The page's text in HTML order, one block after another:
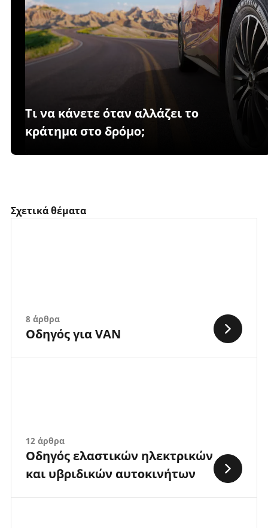
Τι να κάνετε όταν αλλάζει το
κράτημα στο δρόμο;
Σχετικά θέματα
8 άρθρα
Οδηγός για VAN
12 άρθρα
Οδηγός ελαστικών ηλεκτρικών
και υβριδικών αυτοκινήτων